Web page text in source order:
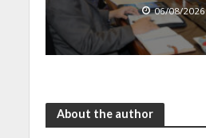
06/08/2026
About the author